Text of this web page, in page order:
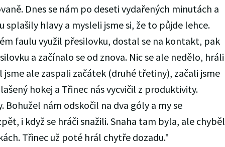
Dnes se nám po deseti vydařených minutách a
splašily hlavy a mysleli jsme si, že to půjde lehce.
faulu využil přesilovku, dostal se na kontakt, pak
a začínalo se od znova. Nic se ale nedělo, hráli
jsme ale zaspali začátek (druhé třetiny), začali jsme
hokej a Třinec nás vycvičil z produktivity.
Bohužel nám odskočil na dva góly a my se
i když se hráči snažili. Snaha tam byla, ale chyběl
Třinec už poté hrál chytře dozadu."